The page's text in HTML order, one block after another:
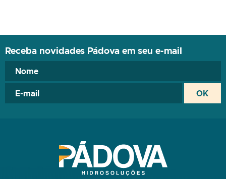
Receba novidades Pádova em seu e-mail